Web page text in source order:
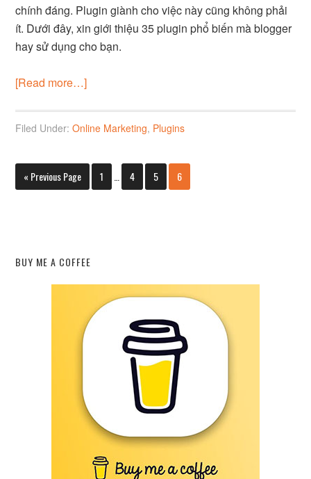
chính đáng. Plugin giành cho việc này cũng không phải
ít. Dưới đây, xin giới thiệu 35 plugin phổ biến mà blogger
hay sử dụng cho bạn.
[Read more…]
Filed Under:Online Marketing, Plugins
« Previous Page 1 4 5 6
BUY ME A COFFEE